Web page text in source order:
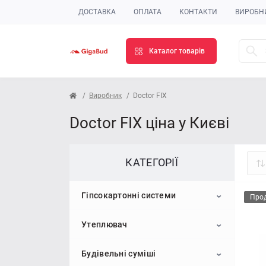
ДОСТАВКА ОПЛАТА КОНТАКТИ
Каталог товарів
Виробник Doctor FIX
Doctor FIX ціна у Києві
КАТЕГОРІЇ
Гіпсокартонні системи
Гіпсокартон
Стельовий гіпсокартон
Профіль для гіпсокартону
Утеплювач
Пінопласт
Будівельні суміші